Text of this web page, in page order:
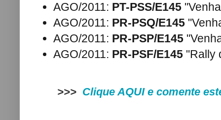
AGO/2011: PT-PSS/E145
AGO/2011: PR-PSQ/E145
AGO/2011: PR-PSP/E145
AGO/2011: PR-PSF/E145 "Rally
>>> Clique AQUI e comente